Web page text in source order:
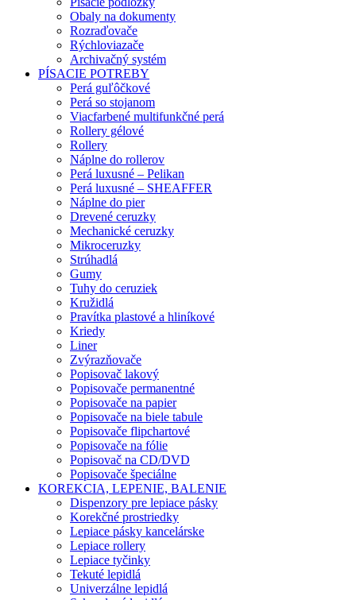
Obaly na dokumenty
Rozraďovače
Rýchloviazače
Archivačný systém
PÍSACIE POTREBY
Perá guľôčkové
Perá so stojanom
Viacfarbené multifunkčné perá
Rollery gélové
Rollery
Náplne do rollerov
Perá luxusné – Pelikan
Perá luxusné – SHEAFFER
Náplne do pier
Drevené ceruzky
Mechanické ceruzky
Mikroceruzky
Strúhadlá
Gumy
Tuhy do ceruziek
Kružidlá
Pravítka plastové a hliníkové
Kriedy
Liner
Zvýrazňovače
Popisovač lakový
Popisovače permanentné
Popisovače na papier
Popisovače na biele tabule
Popisovače flipchartové
Popisovače na fólie
Popisovač na CD/DVD
Popisovače špeciálne
KOREKCIA, LEPENIE, BALENIE
Dispenzory pre lepiace pásky
Korekčné prostriedky
Lepiace pásky kancelárske
Lepiace rollery
Lepiace tyčinky
Tekuté lepidlá
Univerzálne lepidlá